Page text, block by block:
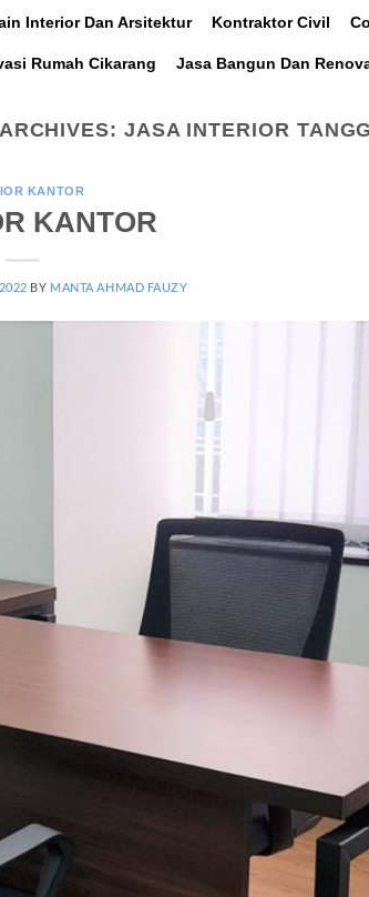
Interior Dan Arsitektur Kontraktor Civil
Rumah Cikarang Jasa Bangun Dan
JASA INTERIOR
KANTOR
KANTOR
BY MANTA AHMAD FAUZY